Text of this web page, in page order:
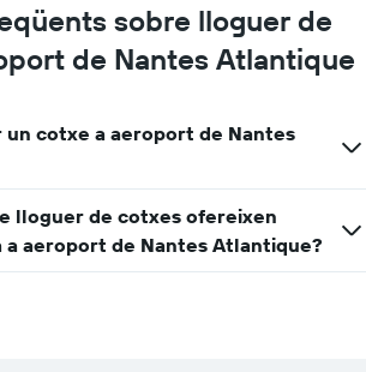
sobre lloguer de
de Nantes Atlantique
cotxe a aeroport de Nantes
lloguer de cotxes ofereixen
aeroport de Nantes Atlantique?